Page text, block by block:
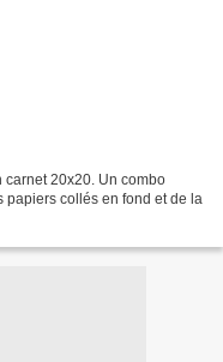
carnet 20x20. Un combo
collés en fond et de la